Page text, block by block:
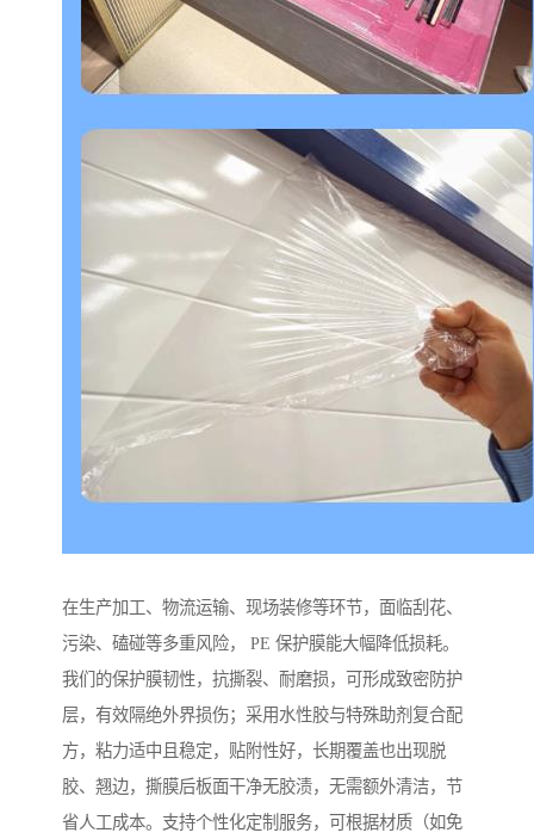
在生产加工、物流运输、现场装修等环节，面临刮花、
污染、磕碰等多重风险， PE 保护膜能大幅降低损耗。
我们的保护膜韧性，抗撕裂、耐磨损，可形成致密防护
层，有效隔绝外界损伤；采用水性胶与特殊助剂复合配
方，粘力适中且稳定，贴附性好，长期覆盖也出现脱
胶、翘边，撕膜后板面干净无胶渍，无需额外清洁，节
省人工成本。支持个性化定制服务，可根据材质（如免